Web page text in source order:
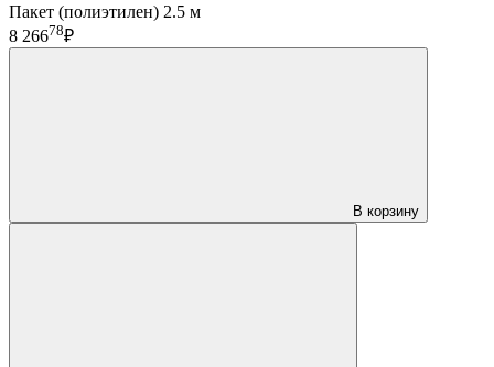
Пакет (полиэтилен) 2.5 м
8 26678₽
В корзину